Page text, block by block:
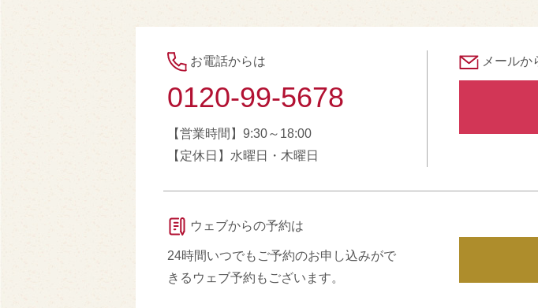
お電話からは
0120-99-5678
【営業時間】9:30～18:00
【定休日】水曜日・木曜日
メールか
ウェブからの予約は
24時間いつでもご予約のお申し込みがで
きるウェブ予約もございます。